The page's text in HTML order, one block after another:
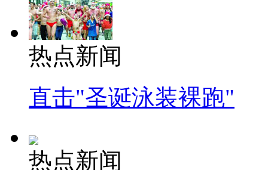
热点新闻
直击"圣诞泳装裸跑"
热点新闻